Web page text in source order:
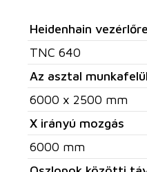
Heidenhain
TNC 640
Az asztal
6000 x 2500 mm
X irányú mozgás
6000 mm